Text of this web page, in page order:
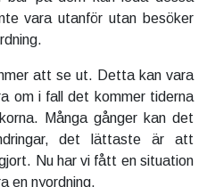
vara utanför utan besöker
att se ut. Detta kan vara
om i fall det kommer tiderna
Många gånger kan det
det lättaste är att
Nu har vi fått en situation
en nyordning.